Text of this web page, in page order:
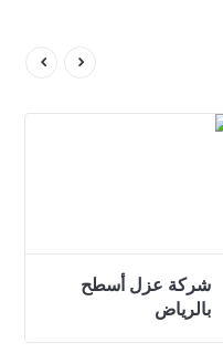
شركة عزل أسطح
بالرياض